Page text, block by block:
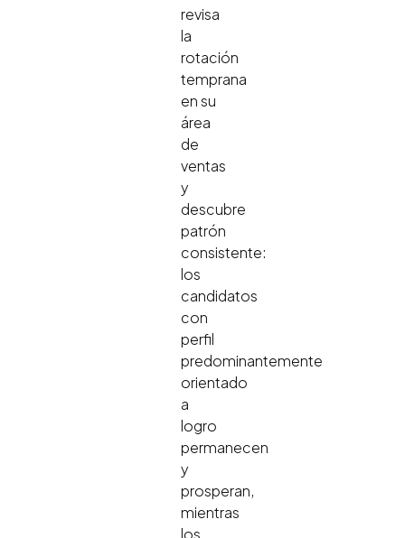
revisa
la
rotación
temprana
en su
área
de
ventas
y
descubre
patrón
consistente:
los
candidatos
con
perfil
predominantemente
orientado
a
logro
permanecen
y
prosperan,
mientras
los